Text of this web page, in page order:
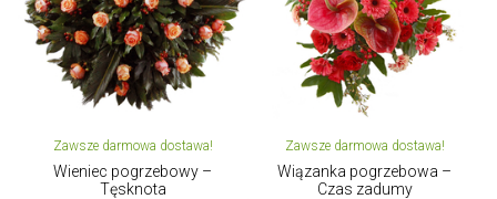
Zawsze darmowa dostawa!
Wieniec pogrzebowy –
Tęsknota
Zawsze darmowa dostawa!
Wiązanka pogrzebowa –
Czas zadumy